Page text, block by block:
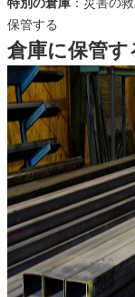
保管する
倉庫に保管す